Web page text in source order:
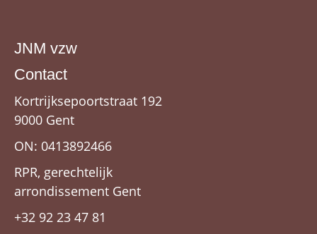
JNM vzw
Contact
Kortrijksepoortstraat 192
9000 Gent
ON: 0413892466
RPR, gerechtelijk
arrondissement Gent
+32 92 23 47 81